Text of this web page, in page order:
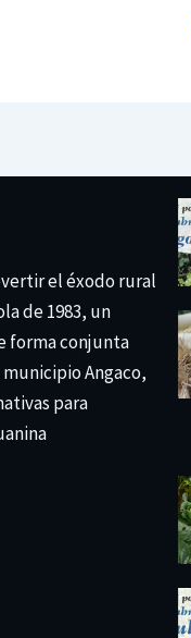
el éxodo rural
de 1983, un
forma conjunta
Angaco,
para